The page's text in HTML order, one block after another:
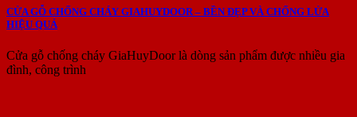
CỬA GỖ CHỐNG CHÁY GIAHUYDOOR – BỀN ĐẸP VÀ CHỐNG LỬA
HIỆU QUẢ
Cửa gỗ chống cháy GiaHuyDoor là dòng sản phẩm được nhiều gia
đình, công trình